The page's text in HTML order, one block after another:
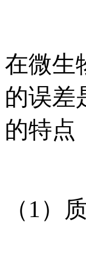
在微生
的误差
的特点
（1）